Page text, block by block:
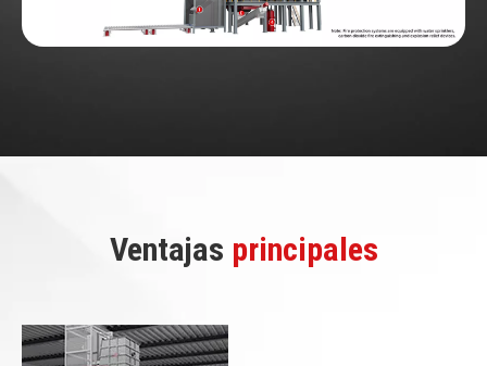
Ventajas principales